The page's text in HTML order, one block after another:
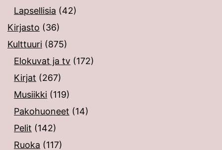
Lapsellisia (42)
Kirjasto (36)
Kulttuuri (875)
Elokuvat ja tv (172)
Kirjat (267)
Musiikki (119)
Pakohuoneet (14)
Pelit (142)
Ruoka (117)